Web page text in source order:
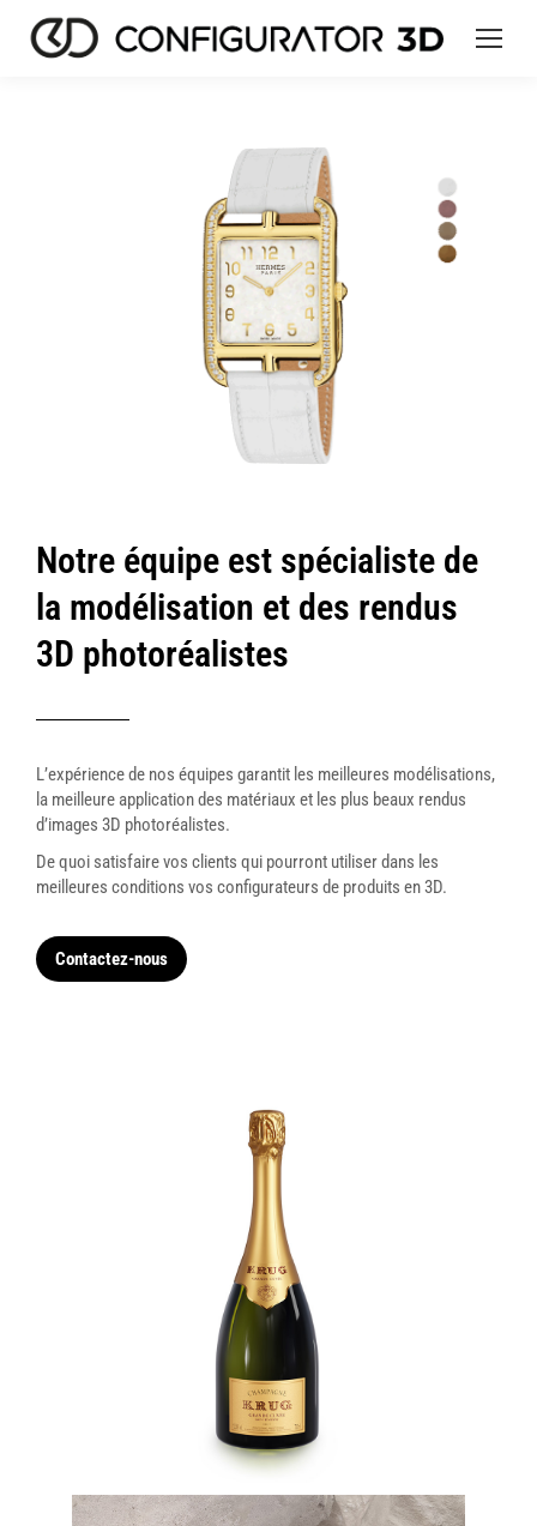
Notre équipe est spécialiste de
la modélisation et des rendus
3D photoréalistes
L’expérience de nos équipes garantit les meilleures modélisations,
la meilleure application des matériaux et les plus beaux rendus
d’images 3D photoréalistes.
De quoi satisfaire vos clients qui pourront utiliser dans les
meilleures conditions vos configurateurs de produits en 3D.
Contactez-nous